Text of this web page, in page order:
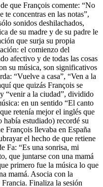
que François comente: “No
te concentras en las notas”,
sonidos deshilachados,
de su madre y de su padre le
que surja su propia
el comienzo del
afectivo y de todas las cosas
su música, son significativos
“Vuelve a casa”, “Ven a la
que quizás François se
“venir a la ciudad”, dividido
en un sentido “El canto
retenía mejor el inglés que
estudiado) recordé su
François llevaba en España
el hecho de que retiene
Fa: “Es una sonrisa, mi
que juntarse con una mamá
primero fue la música lo que
mamá. Asocia con la
Finaliza la sesión